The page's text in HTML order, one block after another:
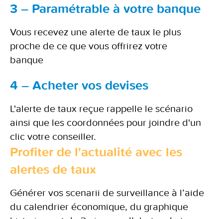
3 – Paramétrable à votre banque
Vous recevez une alerte de taux le plus
proche de ce que vous offrirez votre
banque
4 – Acheter vos devises
L'alerte de taux reçue rappelle le scénario
ainsi que les coordonnées pour joindre d'un
clic votre conseiller.
Profiter de l'actualité avec les
alertes de taux
Générer vos scenarii de surveillance à l’aide
du calendrier économique, du graphique